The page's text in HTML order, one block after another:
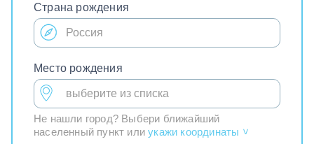
Страна рождения
Место рождения
Не нашли город? Выбери ближайший
населенный пункт илиукажи координаты >